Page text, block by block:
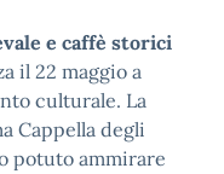
e caffè storici
il 22 maggio a
culturale. La
Cappella degli
potuto ammirare